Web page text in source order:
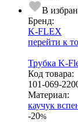
В
Бренд:
K-FLEX
перейти к
Трубка K-
Код товара:
101-069-
Ма­­те­­ри­­ал:
каучук
-20%